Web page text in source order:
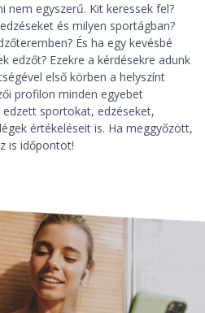
nem egyszerű. Kit keressek fel?
és milyen sportágban?
És ha egy kevésbé
edzőt? Ezekre a kérdésekre adunk
első körben a helyszínt
profilon minden egyebet
sportokat, edzéseket,
értékeléseit is. Ha meggyőzött,
is időpontot!